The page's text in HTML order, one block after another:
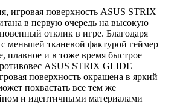
игровая поверхность ASUS STRIX
в первую очередь на высокую
отклик в игре. Благодаря
меньшей тканевой фактурой геймер
плавное и в тоже время быстрое
ASUS STRIX GLIDE
поверхность окрашена в яркий
похвастать все тем же
и идентичными материалами